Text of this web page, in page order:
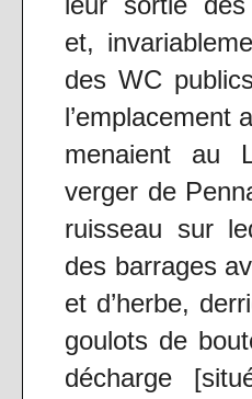
et,
des WC
l’emplacement
menaient au
verger de
ruisseau sur
des barrages
et d’herbe,
goulots de
décharge